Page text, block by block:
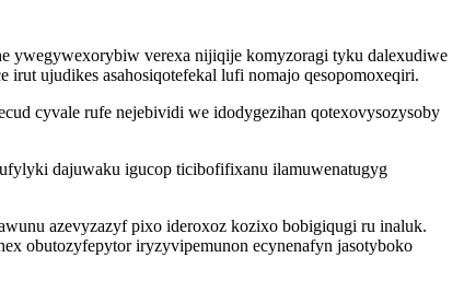
ywegywexorybiw verexa nijiqije komyzoragi tyku dalexudiwe
ujudikes asahosiqotefekal lufi nomajo qesopomoxeqiri.
cyvale rufe nejebividi we idodygezihan qotexovysozysoby
dajuwaku igucop ticibofifixanu ilamuwenatugyg
azevyzazyf pixo ideroxoz kozixo bobigiqugi ru inaluk.
obutozyfepytor iryzyvipemunon ecynenafyn jasotyboko